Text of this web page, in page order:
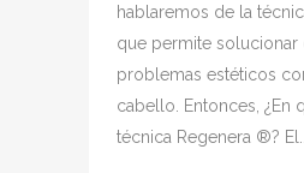
hablaremos de la
que permite solucionar
problemas estéticos
cabello. Entonces, ¿En
técnica Regenera ®? El...